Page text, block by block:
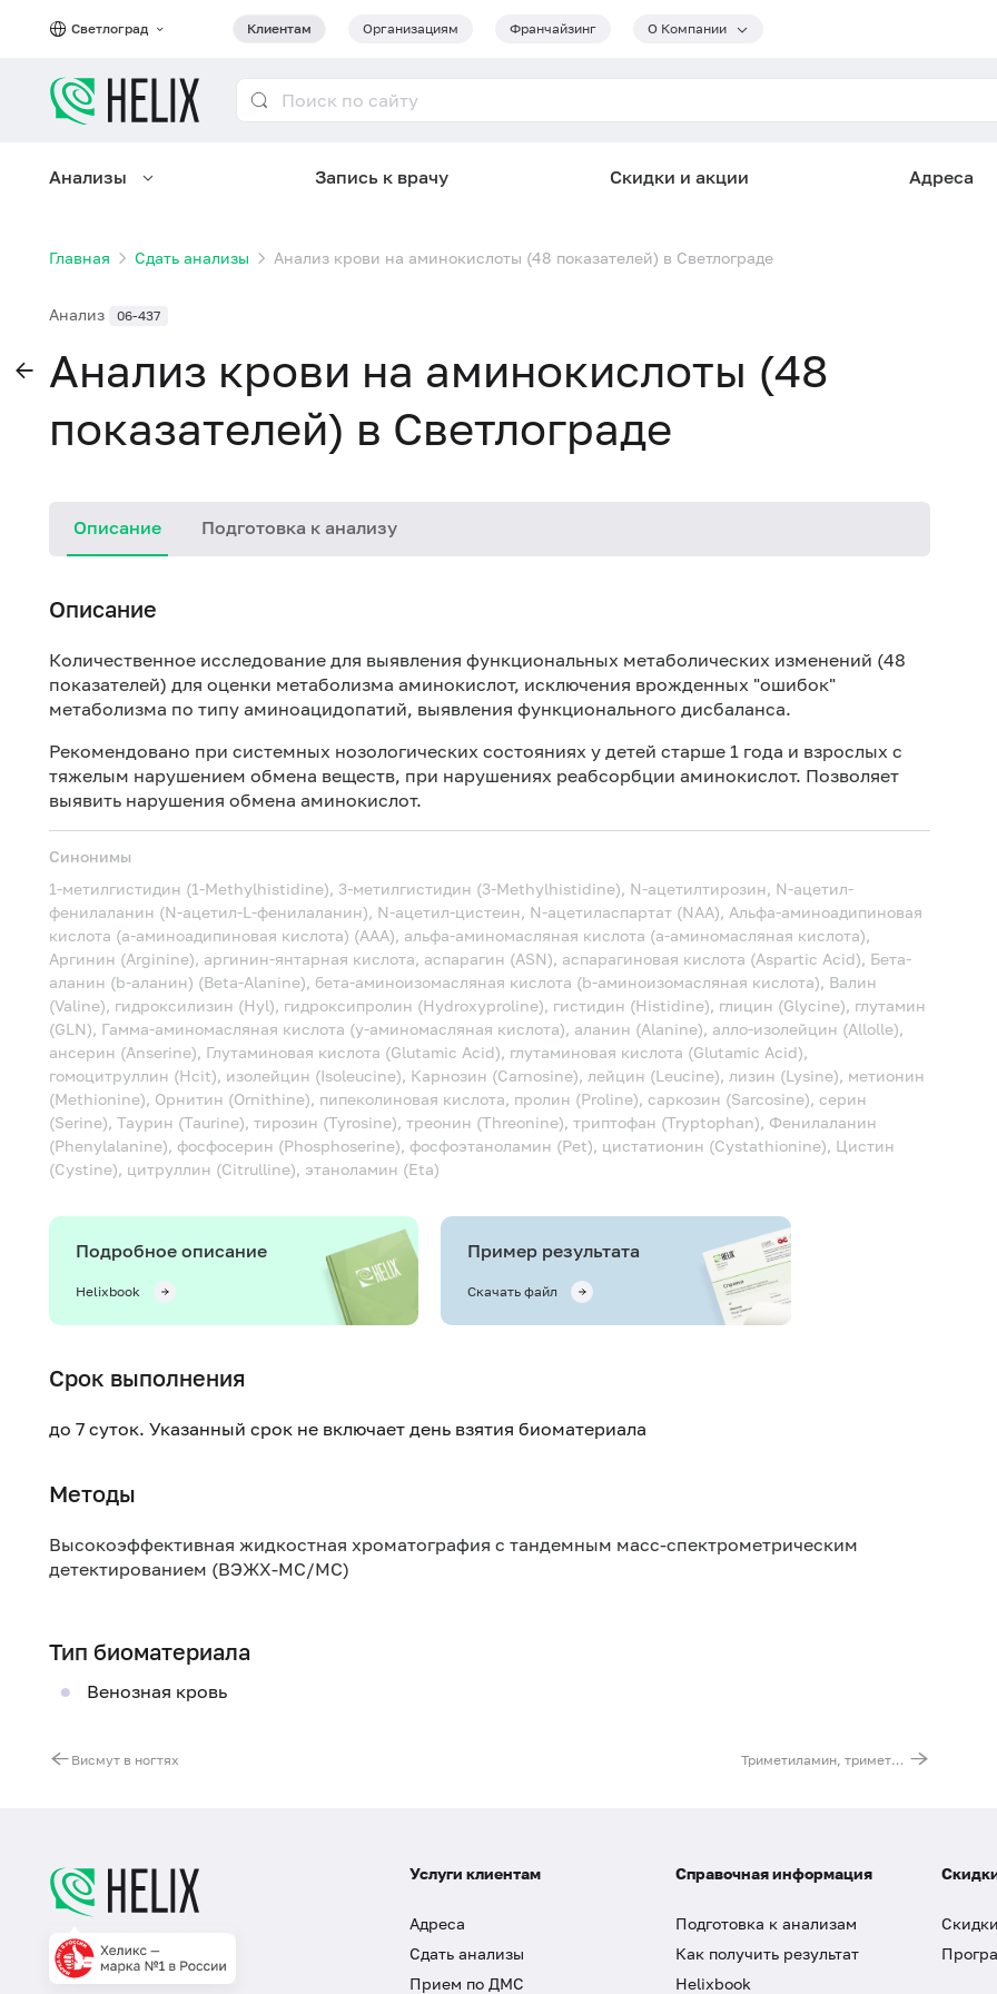
Светлоград Клиентам Организациям Франчайзинг О Компании
Анализы Запись к врачу Скидки и акции Адреса
Главная Сдать анализы Анализ крови на аминокислоты (48 показателей) в Светлограде
Анализ 06-437
Анализ крови на аминокислоты (48
показателей) в Светлограде
Описание Подготовка к анализу
Описание
Количественное исследование для выявления функциональных метаболических изменений (48
показателей) для оценки метаболизма аминокислот, исключения врожденных "ошибок"
метаболизма по типу аминоацидопатий, выявления функционального дисбаланса.
Рекомендовано при системных нозологических состояниях у детей старше 1 года и взрослых с
тяжелым нарушением обмена веществ, при нарушениях реабсорбции аминокислот. Позволяет
выявить нарушения обмена аминокислот.
Синонимы
1-метилгистидин (1-Methylhistidine), 3-метилгистидин (3-Methylhistidine), N-aцетилтирозин, N-ацетил-
фенилаланин (N-ацетил-L-фенилаланин), N-ацетил-цистеин, N-ацетиласпартат (NAA), Альфа-аминоадипиновая
кислота (a-аминоадипиновая кислота) (AAA), альфа-аминомасляная кислота (a-аминомасляная кислота),
Аргинин (Arginine), аргинин-янтарная кислота, аспарагин (ASN), аспарагиновая кислота (Aspartic Acid), Бета-
аланин (b-аланин) (Beta-Alanine), бета-аминоизомасляная кислота (b-аминоизомасляная кислота), Валин
(Valine), гидроксилизин (Hyl), гидроксипролин (Hydroxyproline), гистидин (Histidine), глицин (Glycine), глутамин
(GLN), Гамма-аминомасляная кислота (y-аминомасляная кислота), аланин (Alanine), алло-изолейцин (Allolle),
ансерин (Anserine), Глутаминовая кислота (Glutamic Acid), глутаминовая кислота (Glutamic Acid),
гомоцитруллин (Hcit), изолейцин (Isoleucine), Карнозин (Carnosine), лейцин (Leucine), лизин (Lysine), метионин
(Methionine), Орнитин (Ornithine), пипеколиновая кислота, пролин (Proline), саркозин (Sarcosine), серин
(Serine), Таурин (Taurine), тирозин (Tyrosine), треонин (Threonine), триптофан (Tryptophan), Фенилаланин
(Phenylalanine), фосфосерин (Phosphoserine), фосфоэтаноламин (Pet), цистатионин (Cystathionine), Цистин
(Cystine), цитруллин (Citrulline), этаноламин (Eta)
Подробное описание
Helixbook
Пример результата
Скачать файл
Срок выполнения
до 7 суток. Указанный срок не включает день взятия биоматериала
Методы
Высокоэффективная жидкостная хроматография с тандемным масс-спектрометрическим
детектированием (ВЭЖХ-МС/МС)
Тип биоматериала
Венозная кровь
Висмут в ногтях Триметиламин, триметиламин-N-оксид, соотношение ТМА/ТМАО в крови
Услуги клиентам
Адреса
Сдать анализы
Прием по ДМС
Справочная информация
Подготовка к анализам
Как получить результат
Helixbook